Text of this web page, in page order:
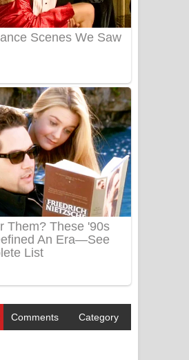
Comments Category